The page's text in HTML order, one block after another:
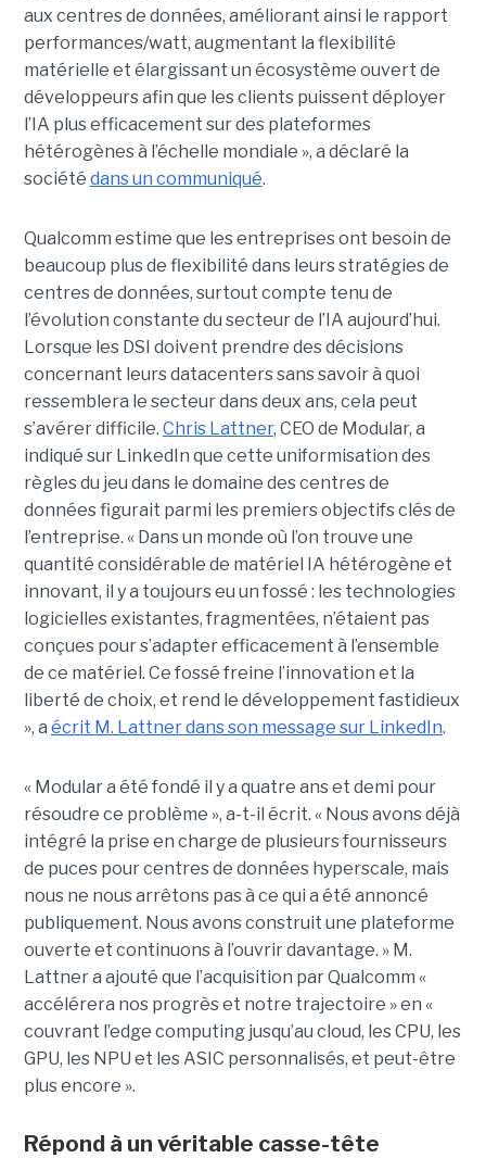
aux centres de données, améliorant ainsi le rapport
performances/watt, augmentant la flexibilité
matérielle et élargissant un écosystème ouvert de
développeurs afin que les clients puissent déployer
l’IA plus efficacement sur des plateformes
hétérogènes à l’échelle mondiale », a déclaré la
société dans un communiqué.
Qualcomm estime que les entreprises ont besoin de
beaucoup plus de flexibilité dans leurs stratégies de
centres de données, surtout compte tenu de
l’évolution constante du secteur de l’IA aujourd’hui.
Lorsque les DSI doivent prendre des décisions
concernant leurs datacenters sans savoir à quoi
ressemblera le secteur dans deux ans, cela peut
s’avérer difficile. Chris Lattner, CEO de Modular, a
indiqué sur LinkedIn que cette uniformisation des
règles du jeu dans le domaine des centres de
données figurait parmi les premiers objectifs clés de
l’entreprise. « Dans un monde où l’on trouve une
quantité considérable de matériel IA hétérogène et
innovant, il y a toujours eu un fossé : les technologies
logicielles existantes, fragmentées, n’étaient pas
conçues pour s’adapter efficacement à l’ensemble
de ce matériel. Ce fossé freine l’innovation et la
liberté de choix, et rend le développement fastidieux
», a écrit M. Lattner dans son message sur LinkedIn.
« Modular a été fondé il y a quatre ans et demi pour
résoudre ce problème », a-t-il écrit. « Nous avons déjà
intégré la prise en charge de plusieurs fournisseurs
de puces pour centres de données hyperscale, mais
nous ne nous arrêtons pas à ce qui a été annoncé
publiquement. Nous avons construit une plateforme
ouverte et continuons à l’ouvrir davantage. » M.
Lattner a ajouté que l’acquisition par Qualcomm «
accélérera nos progrès et notre trajectoire » en «
couvrant l’edge computing jusqu’au cloud, les CPU, les
GPU, les NPU et les ASIC personnalisés, et peut-être
plus encore ».
Répond à un véritable casse-tête